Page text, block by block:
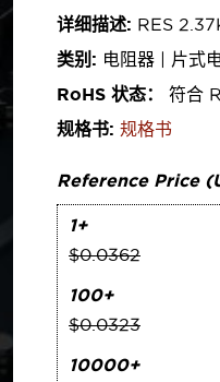
详细描述: RES
类别: 电阻器 | 片式
RoHS 状态：
符合
规格书: 规格书
Reference Price
1+
$0.0362
100+
$0.0323
10000+